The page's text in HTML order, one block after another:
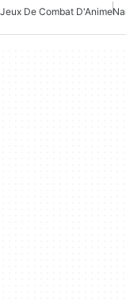
Jeux De Combat D'Anime